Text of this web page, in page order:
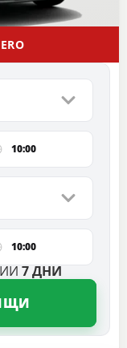
10:00
7ДНИ
10:00